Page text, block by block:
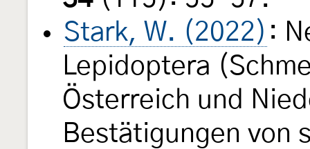
Stark, W. (2022) :
Lepidoptera
Österreich und
Bestätigungen von